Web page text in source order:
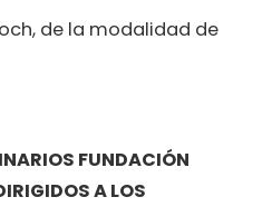
de la modalidad de
FUNDACIÓN
A LOS